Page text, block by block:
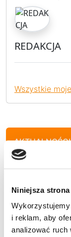
Niniejsza
i reklam, aby
analizować ruch
REDAKCJA
Wszystkie
AKTUALNOŚCI
KULTURA